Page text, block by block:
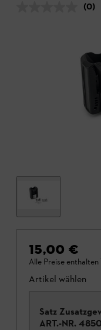
(0)
15,00 €
Alle Preise enthalten
Artikel wählen
Satz
ART.-NR.